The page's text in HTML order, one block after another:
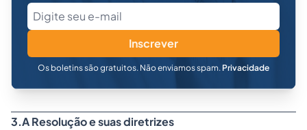
Inscrever
Os boletins são gratuitos. Não enviamos spam. Privacidade
3.A Resolução e suas diretrizes